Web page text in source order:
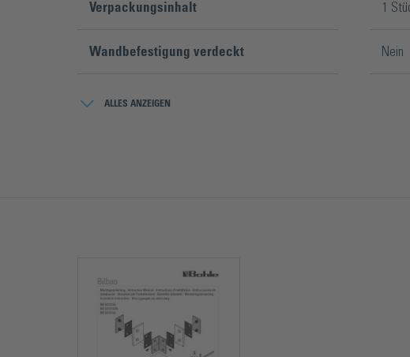
Verpackungsinhalt 1
Wandbefestigung verdeckt Nein
ALLES ANZEIGEN